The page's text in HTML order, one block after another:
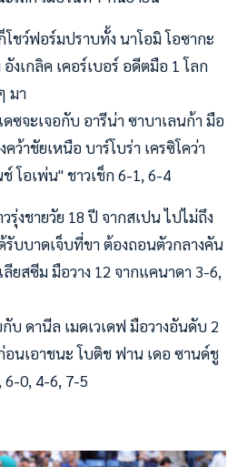
ชว์ฟอร์มปราบทั้ง นาโอมิ โอซากะ
งเกลิค เคอร์เบอร์ อดีตมือ 1 โลก
มา
ซจะเจอกับ อารีน่า ซาบาเลนก้า มือ
ว้าชัยเหนือ บาร์โบร่า เครซิโคว่า
โอเพ่น" ชาวเช็ก 6-1, 6-4
รุ่งชายวัย 18 ปี จากสเปน ไปไม่ถึง
รับบาดเจ็บที่ขา ต้องถอนตัวกลางคัน
ยสซีม มือวาง 12 จากแคนาดา 3-6,
บ ดานีล เมดเวเดฟ มือวางอันดับ 2
อนเอาชนะ โบติช ฟาน เดอ ซานด์ชู
6-0, 4-6, 7-5